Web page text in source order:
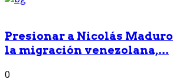
Presionar a Nicolás
la migración venezolana,...
0